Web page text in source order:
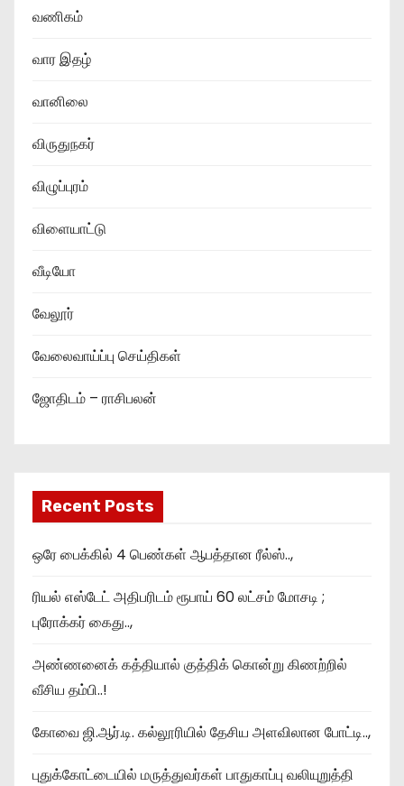
வணிகம்
வார இதழ்
வானிலை
விருதுநகர்
விழுப்புரம்
விளையாட்டு
வீடியோ
வேலூர்
வேலைவாய்ப்பு செய்திகள்
ஜோதிடம் – ராசிபலன்
Recent Posts
ஒரே பைக்கில் 4 பெண்கள் ஆபத்தான ரீல்ஸ்..,
ரியல் எஸ்டேட் அதிபரிடம் ரூபாய் 60 லட்சம் மோசடி ;
புரோக்கர் கைது..,
அண்ணனைக் கத்தியால் குத்திக் கொன்று கிணற்றில்
வீசிய தம்பி..!
கோவை ஜி.ஆர்.டி. கல்லூரியில் தேசிய அளவிலான போட்டி..,
புதுக்கோட்டையில் மருத்துவர்கள் பாதுகாப்பு வலியுறுத்தி